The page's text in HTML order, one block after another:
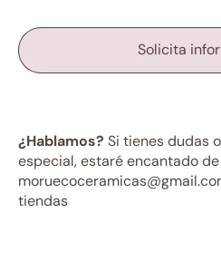
Solicita
¿Hablamos? Si tienes dudas
especial, estaré encantado
tiendas